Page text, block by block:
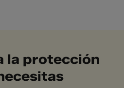
la protección